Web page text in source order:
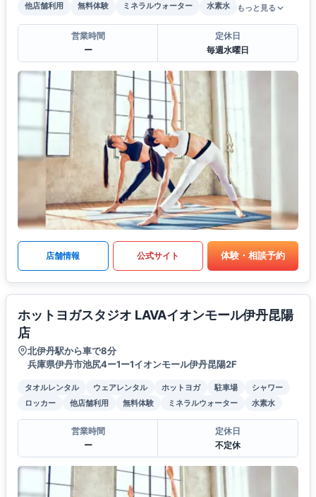
他店舗利用
無料体験 ミネラルウォーター 水素水 もっと見る
営業時間
ー
定休日
毎週水曜日
店舗情報 公式サイト 体験・相談予約
ホットヨガスタジオ LAVAイオンモール伊丹昆陽
店
北伊丹駅から車で8分
兵庫県伊丹市池尻4ー1ー1イオンモール伊丹昆陽2F
タオルレンタル ウェアレンタル ホットヨガ 駐車場
シャワー
ロッカー
他店舗利用 無料体験 ミネラルウォーター 水素水
営業時間
ー
定休日
不定休